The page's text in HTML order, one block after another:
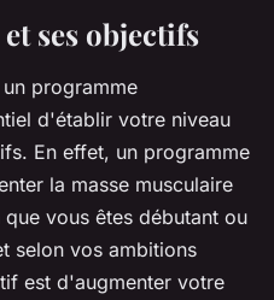
ses objectifs
programme
d'établir votre niveau
En effet, un programme
la masse musculaire
vous êtes débutant ou
selon vos ambitions
est d'augmenter votre